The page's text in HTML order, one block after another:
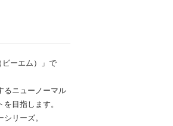
ーエム）」で
るニューノーマル
目指します。
リーズ。